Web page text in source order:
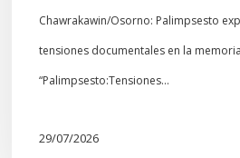
Chawrakawin/Osorno: Palimpsesto
tensiones documentales en la
“Palimpsesto:Tensiones…
29/07/2026